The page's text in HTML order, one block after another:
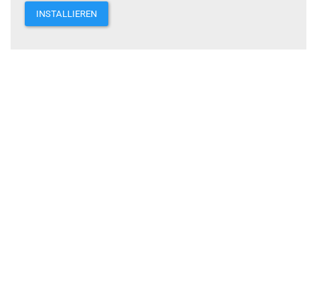
INSTALLIEREN